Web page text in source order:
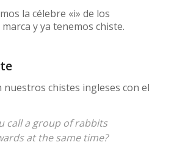
la célebre «i» de los
y ya tenemos chiste.
chistes ingleses con el
call a group of rabbits
at the same time?